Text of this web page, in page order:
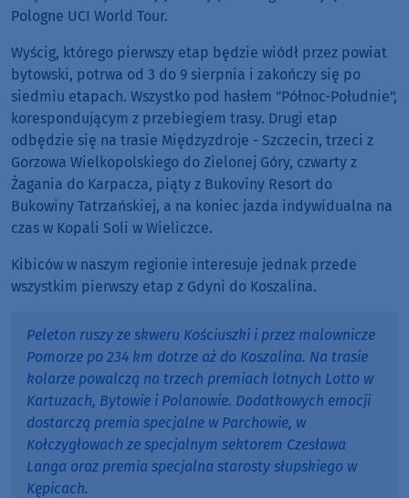
Pologne UCI World Tour.
Wyścig, którego pierwszy etap będzie wiódł przez powiat
bytowski, potrwa od 3 do 9 sierpnia i zakończy się po
siedmiu etapach. Wszystko pod hasłem "Północ-Południe",
korespondującym z przebiegiem trasy. Drugi etap
odbędzie się na trasie Międzyzdroje - Szczecin, trzeci z
Gorzowa Wielkopolskiego do Zielonej Góry, czwarty z
Żagania do Karpacza, piąty z Bukoviny Resort do
Bukowiny Tatrzańskiej, a na koniec jazda indywidualna na
czas w Kopali Soli w Wieliczce.
Kibiców w naszym regionie interesuje jednak przede
wszystkim pierwszy etap z Gdyni do Koszalina.
Peleton ruszy ze skweru Kościuszki i przez malownicze
Pomorze po 234 km dotrze aż do Koszalina. Na trasie
kolarze powalczą na trzech premiach lotnych Lotto w
Kartuzach, Bytowie i Polanowie. Dodatkowych emocji
dostarczą premia specjalne w Parchowie, w
Kołczygłowach ze specjalnym sektorem Czesława
Langa oraz premia specjalna starosty słupskiego w
Kępicach.